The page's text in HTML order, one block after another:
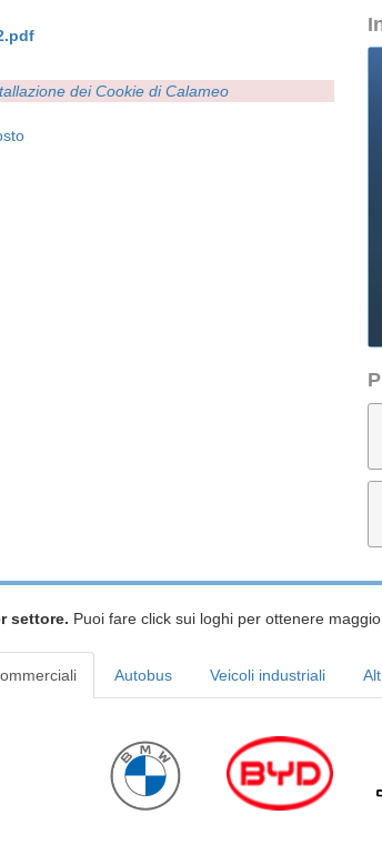
dei Cookie di Calameo
settore. Puoi fare click sui loghi per ottenere
Autobus Veicoli industriali